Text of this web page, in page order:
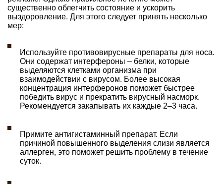
существенно облегчить состояние и ускорить
выздоровление. Для этого следует принять несколько
мер:
Используйте противовирусные препараты для носа.
Они содержат интерфероны – белки, которые
выделяются клетками организма при
взаимодействии с вирусом. Более высокая
концентрация интерферонов поможет быстрее
победить вирус и прекратить вирусный насморк.
Рекомендуется закапывать их каждые 2–3 часа.
Примите антигистаминный препарат. Если
причиной повышенного выделения слизи является
аллерген, это поможет решить проблему в течение
суток.